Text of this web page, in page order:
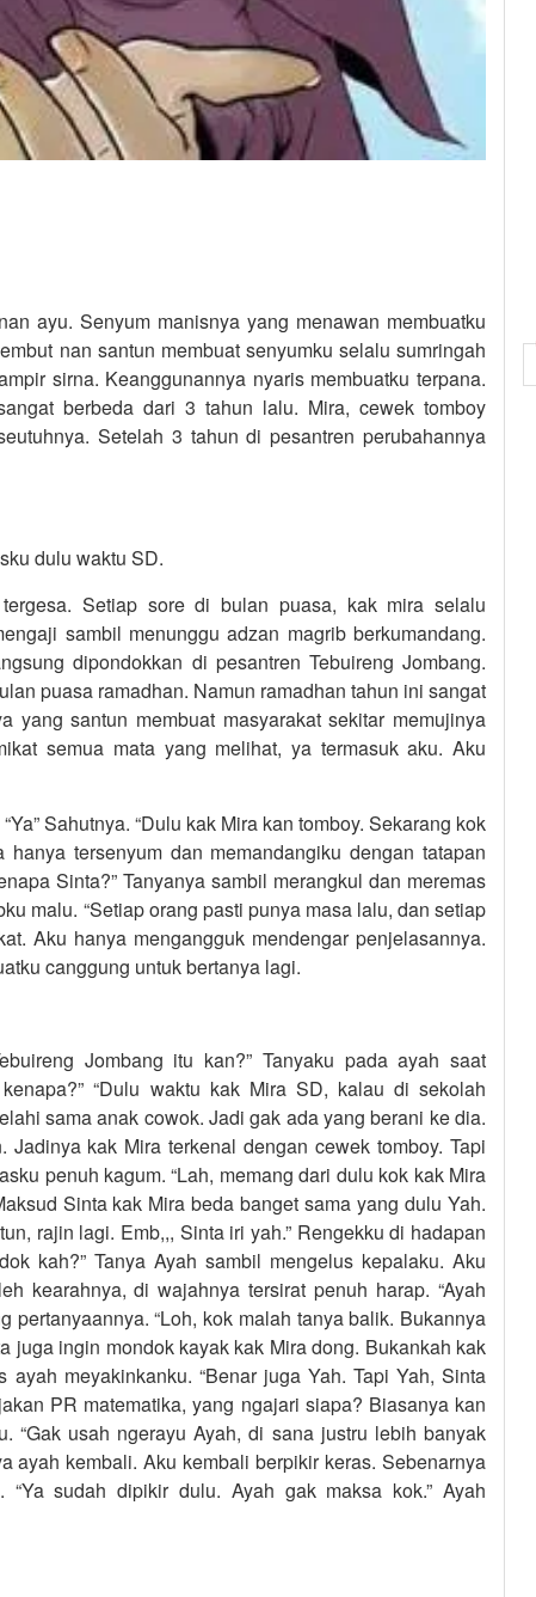
ayu. Senyum manisnya yang menawan membuatku
nan santun membuat senyumku selalu sumringah
sirna. Keanggunannya nyaris membuatku terpana.
berbeda dari 3 tahun lalu. Mira, cewek tomboy
Setelah 3 tahun di pesantren perubahannya
dulu waktu SD.
Setiap sore di bulan puasa, kak mira selalu
sambil menunggu adzan magrib berkumandang.
dipondokkan di pesantren Tebuireng Jombang.
puasa ramadhan. Namun ramadhan tahun ini sangat
yang santun membuat masyarakat sekitar memujinya
semua mata yang melihat, ya termasuk aku. Aku
Sahutnya. “Dulu kak Mira kan tomboy. Sekarang kok
tersenyum dan memandangiku dengan tatapan
Sinta?” Tanyanya sambil merangkul dan meremas
malu. “Setiap orang pasti punya masa lalu, dan setiap
Aku hanya mengangguk mendengar penjelasannya.
canggung untuk bertanya lagi.
Jombang itu kan?” Tanyaku pada ayah saat
“Dulu waktu kak Mira SD, kalau di sekolah
sama anak cowok. Jadi gak ada yang berani ke dia.
kak Mira terkenal dengan cewek tomboy. Tapi
penuh kagum. “Lah, memang dari dulu kok kak Mira
Sinta kak Mira beda banget sama yang dulu Yah.
rajin lagi. Emb,,, Sinta iri yah.” Rengekku di hadapan
kah?” Tanya Ayah sambil mengelus kepalaku. Aku
kearahnya, di wajahnya tersirat penuh harap. “Ayah
pertanyaannya. “Loh, kok malah tanya balik. Bukannya
juga ingin mondok kayak kak Mira dong. Bukankah kak
meyakinkanku. “Benar juga Yah. Tapi Yah, Sinta
PR matematika, yang ngajari siapa? Biasanya kan
“Gak usah ngerayu Ayah, di sana justru lebih banyak
ayah kembali. Aku kembali berpikir keras. Sebenarnya
sudah dipikir dulu. Ayah gak maksa kok.” Ayah